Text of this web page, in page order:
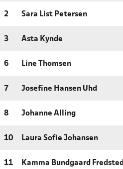
2 Sara List Petersen
3 Asta Kynde
6 Line Thomsen
7 Josefine Hansen Uhd
8 Johanne Alling
10 Laura Sofie Johansen
11 Kamma Bundgaard Fredsted